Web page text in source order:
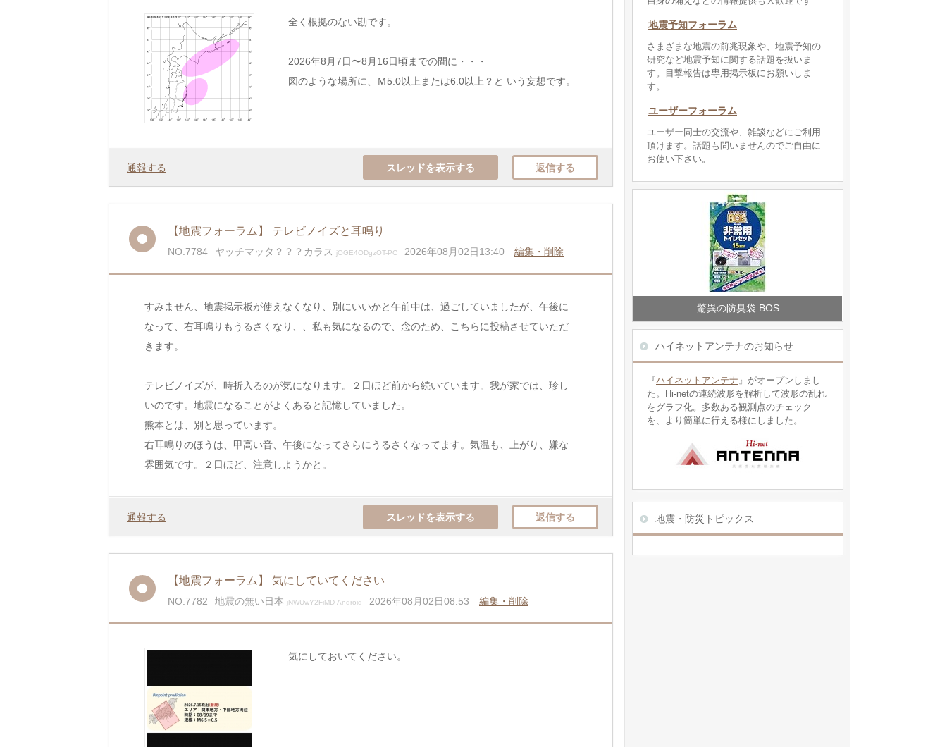
全く根拠のない勘です。
2026年8月7日〜8月16日頃までの間に・・・
図のような場所に、Ｍ5.0以上または6.0以上？と いう妄想です。
返信する
スレッドを表示する
通報する
【地震フォーラム】 テレビノイズと耳鳴り
NO.7784 ヤッチマッタ？？？カラス jOGE4ODgzOT-PC 2026年08月02日13:40 編集・削除
すみません、地震掲示板が使えなくなり、別にいいかと午前中は、過ごしていましたが、午後に
なって、右耳鳴りもうるさくなり、、私も気になるので、念のため、こちらに投稿させていただ
きます。
テレビノイズが、時折入るのが気になります。２日ほど前から続いています。我が家では、珍し
いのです。地震になることがよくあると記憶していました。
熊本とは、別と思っています。
右耳鳴りのほうは、甲高い音、午後になってさらにうるさくなってます。気温も、上がり、嫌な
雰囲気です。２日ほど、注意しようかと。
返信する
スレッドを表示する
通報する
【地震フォーラム】 気にしていてください
NO.7782 地震の無い日本 jNWUwY2FiMD-Android 2026年08月02日08:53 編集・削除
気にしておいてください。
地震予知フォーラム
さまざまな地震の前兆現象や、地震予知の
研究など地震予知に関する話題を扱いま
す。目撃報告は専用掲示板にお願いしま
す。
ユーザーフォーラム
ユーザー同士の交流や、雑談などにご利用
頂けます。話題も問いませんのでご自由に
お使い下さい。
驚異の防臭袋 BOS
ハイネットアンテナのお知らせ
『ハイネットアンテナ 』がオープンしまし
た。Hi-netの連続波形を解析して波形の乱れ
をグラフ化。多数ある観測点のチェック
を、より簡単に行える様にしました。
地震・防災トピックス